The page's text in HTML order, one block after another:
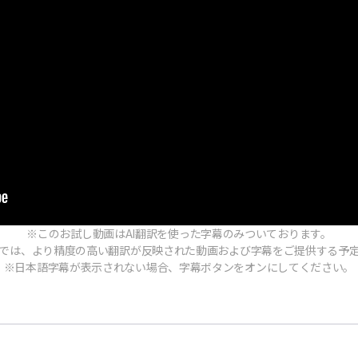
※このお試し動画はAI翻訳を使った字幕のみついております。
は、より精度の高い翻訳が反映された動画および字幕をご提供する予
※日本語字幕が表示されない場合、字幕ボタンをオンにしてください。